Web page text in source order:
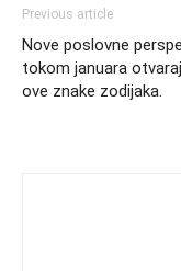
Previous article
Nove poslovne
tokom januara
ove znake zodijaka.